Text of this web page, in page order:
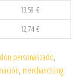
13,59 €
12,74€
personalizado,
, merchandising